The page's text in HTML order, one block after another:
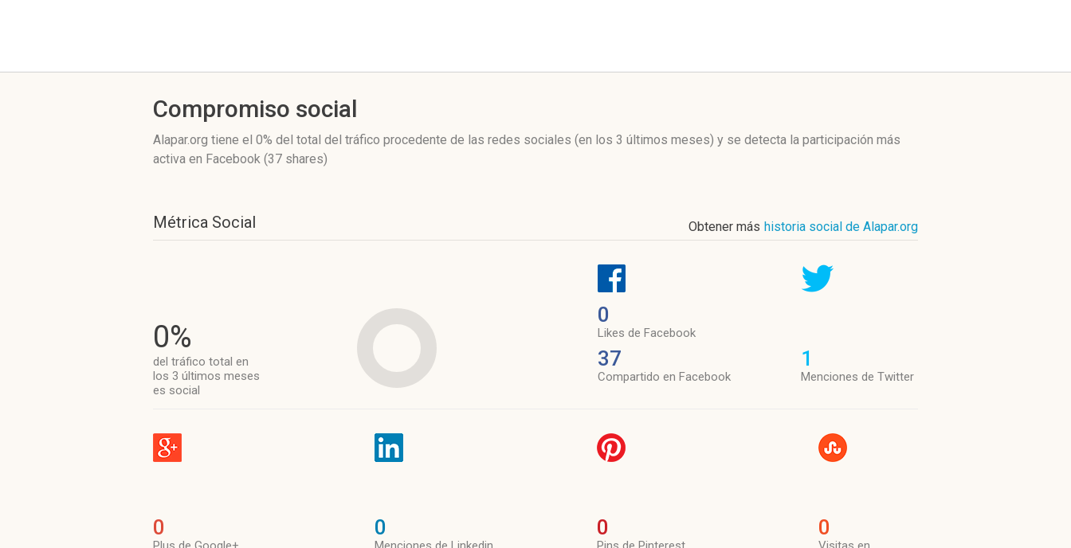
Compromiso social
Alapar.org tiene el 0% del total del tráfico procedente de las redes sociales (en los 3 últimos meses) y se detecta la participación más
activa en Facebook (37 shares)
Métrica Social Obtener más historia social de Alapar.org
0%
del tráfico total en
los 3 últimos meses
es social
0
Likes de Facebook
37
Compartido en Facebook
1
Menciones de Twitter
0 0 0 0